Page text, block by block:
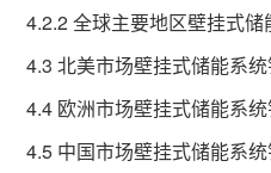
4.2.2 全球主要地区壁挂式储
4.3 北美市场壁挂式储能系统
4.4 欧洲市场壁挂式储能系统
4.5 中国市场壁挂式储能系统